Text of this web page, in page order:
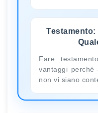
Fare
vantaggi perché
non vi siano